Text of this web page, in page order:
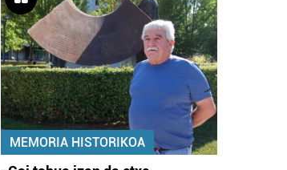
MEMORIA HISTORIKOA